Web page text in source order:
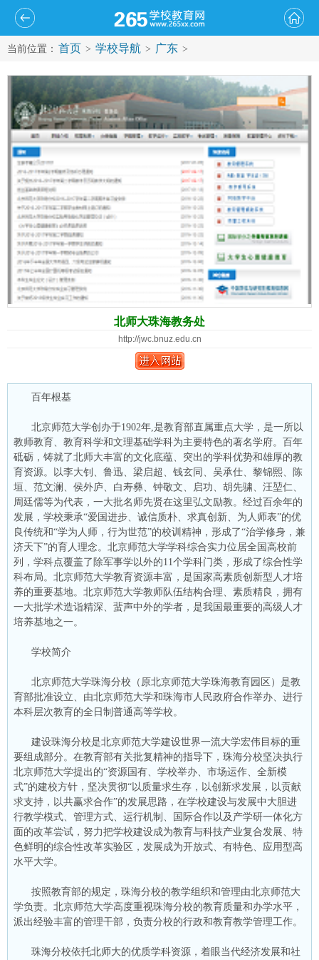
当前位置： 首页 > 学校导航 > 广东 >
北师大珠海教务处
http://jwc.bnuz.edu.cn
百年根基
北京师范大学创办于1902年,是教育部直属重点大学，是一所以
教师教育、教育科学和文理基础学科为主要特色的著名学府。百年
砥砺，铸就了北师大丰富的文化底蕴、突出的学科优势和雄厚的教
育资源。以李大钊、鲁迅、梁启超、钱玄同、吴承仕、黎锦熙、陈
垣、范文澜、侯外庐、白寿彝、钟敬文、启功、胡先骕、汪堃仁、
周廷儒等为代表，一大批名师先贤在这里弘文励教。经过百余年的
发展，学校秉承“爱国进步、诚信质朴、求真创新、为人师表”的优
良传统和“学为人师，行为世范”的校训精神，形成了“治学修身，兼
济天下”的育人理念。北京师范大学学科综合实力位居全国高校前
列，学科点覆盖了除军事学以外的11个学科门类，形成了综合性学
科布局。北京师范大学教育资源丰富，是国家高素质创新型人才培
养的重要基地。北京师范大学教师队伍结构合理、素质精良，拥有
一大批学术造诣精深、蜚声中外的学者，是我国最重要的高级人才
培养基地之一。
学校简介
北京师范大学珠海分校（原北京师范大学珠海教育园区）是教
育部批准设立、由北京师范大学和珠海市人民政府合作举办、进行
本科层次教育的全日制普通高等学校。
建设珠海分校是北京师范大学建设世界一流大学宏伟目标的重
要组成部分。在教育部有关批复精神的指导下，珠海分校坚决执行
北京师范大学提出的“资源国有、学校举办、市场运作、全新模
式”的建校方针，坚决贯彻“以质量求生存，以创新求发展，以贡献
求支持，以共赢求合作”的发展思路，在学校建设与发展中大胆进
行教学模式、管理方式、运行机制、国际合作以及产学研一体化方
面的改革尝试，努力把学校建设成为教育与科技产业复合发展、特
色鲜明的综合性改革实验区，发展成为开放式、有特色、应用型高
水平大学。
按照教育部的规定，珠海分校的教学组织和管理由北京师范大
学负责。北京师范大学高度重视珠海分校的教育质量和办学水平，
派出经验丰富的管理干部，负责分校的行政和教育教学管理工作。
珠海分校依托北师大的优质学科资源，着眼当代经济发展和社